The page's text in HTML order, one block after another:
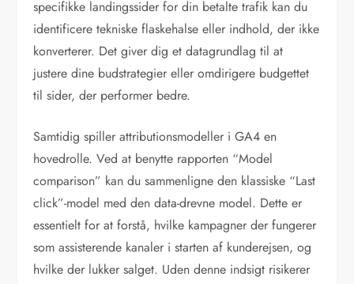
specifikke landingssider for din betalte trafik kan du
identificere tekniske flaskehalse eller indhold, der ikke
konverterer. Det giver dig et datagrundlag til at
justere dine budstrategier eller omdirigere budgettet
til sider, der performer bedre.
Samtidig spiller attributionsmodeller i GA4 en
hovedrolle. Ved at benytte rapporten “Model
comparison” kan du sammenligne den klassiske “Last
click”-model med den data-drevne model. Dette er
essentielt for at forstå, hvilke kampagner der fungerer
som assisterende kanaler i starten af kunderejsen, og
hvilke der lukker salget. Uden denne indsigt risikerer